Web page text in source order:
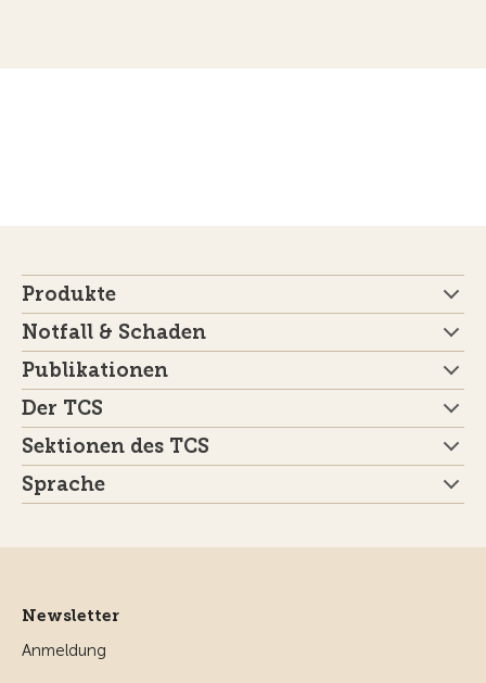
Produkte
Notfall & Schaden
Publikationen
Der TCS
Sektionen des TCS
Sprache
Newsletter
Anmeldung